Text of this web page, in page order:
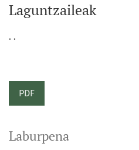
Laguntzaileak
. .
PDF
Laburpena